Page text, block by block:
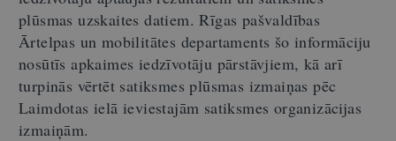
plūsmas uzskaites datiem. Rīgas pašvaldības
Ārtelpas un mobilitātes departaments šo informāciju
nosūtīs apkaimes iedzīvotāju pārstāvjiem, kā arī
turpinās vērtēt satiksmes plūsmas izmaiņas pēc
Laimdotas ielā ieviestajām satiksmes organizācijas
izmaiņām.